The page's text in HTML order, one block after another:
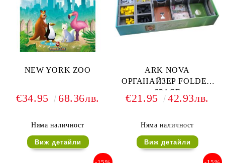
NEW YORK ZOO
€34.95 68.36лв.
Няма наличност
Виж детайли
ARK NOVA
ОРГАНАЙЗЕР FOLDED
SPACE
€21.95 42.93лв.
Няма наличност
Виж детайли